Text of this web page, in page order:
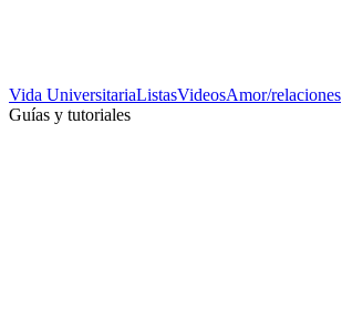
Vida UniversitariaListasVideosAmor/relaciones
Guías y tutoriales